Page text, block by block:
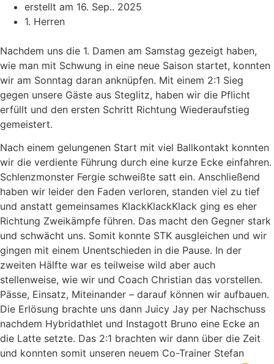
erstellt am 16. Sep.. 2025
1. Herren
Nachdem uns die 1. Damen am Samstag gezeigt haben,
wie man mit Schwung in eine neue Saison startet, konnten
wir am Sonntag daran anknüpfen. Mit einem 2:1 Sieg
gegen unsere Gäste aus Steglitz, haben wir die Pflicht
erfüllt und den ersten Schritt Richtung Wiederaufstieg
gemeistert.
Nach einem gelungenen Start mit viel Ballkontakt konnten
wir die verdiente Führung durch eine kurze Ecke einfahren.
Schlenzmonster Fergie schweißte satt ein. Anschließend
haben wir leider den Faden verloren, standen viel zu tief
und anstatt gemeinsames KlackKlackKlack ging es eher
Richtung Zweikämpfe führen. Das macht den Gegner stark
und schwächt uns. Somit konnte STK ausgleichen und wir
gingen mit einem Unentschieden in die Pause. In der
zweiten Hälfte war es teilweise wild aber auch
stellenweise, wie wir und Coach Christian das vorstellen.
Pässe, Einsatz, Miteinander – darauf können wir aufbauen.
Die Erlösung brachte uns dann Juicy Jay per Nachschuss
nachdem Hybridathlet und Instagott Bruno eine Ecke an
die Latte setzte. Das 2:1 brachten wir dann über die Zeit
und konnten somit unseren neuem Co-Trainer Stefan